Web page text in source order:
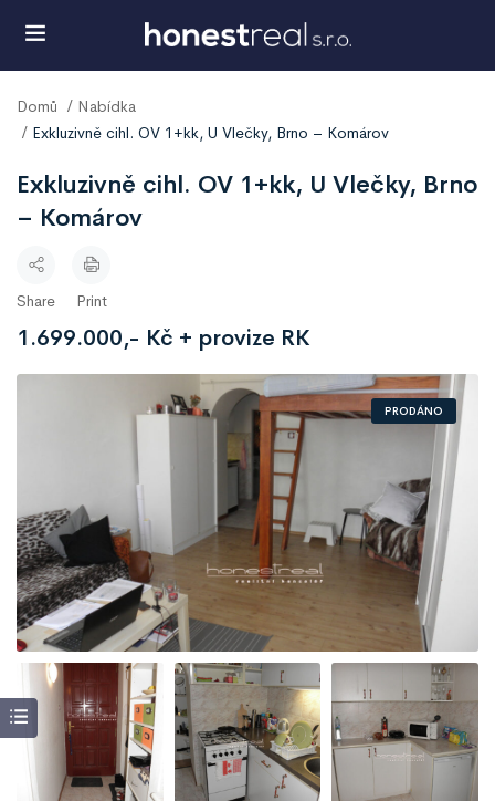
Domů
Nabídka
Exkluzivně cihl. OV 1+kk, U Vlečky, Brno – Komárov
Exkluzivně cihl. OV 1+kk, U Vlečky, Brno
– Komárov
Share Print
1.699.000,- Kč + provize RK
PRODÁNO